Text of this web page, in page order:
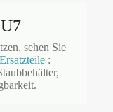
sehen Sie
: